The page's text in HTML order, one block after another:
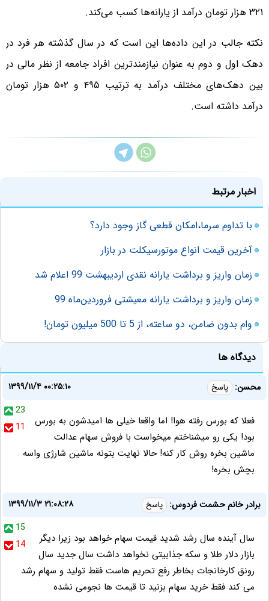
۳۲۱ هزار تومان درآمد از یارانه‌ها کسب می‌کند.
نکته جالب در این داده‌ها این است که در سال گذشته هر فرد در
دهک اول و دوم به عنوان نیازمندترین افراد جامعه از نظر مالی در
بین دهک‌های مختلف درآمد به ترتیب ۴۹۵ و ۵۰۲ هزار تومان
درآمد داشته است.
اخبار مرتبط
با تداوم سرما،امکان قطعی گاز وجود دارد؟
آخرین قیمت انواع موتورسیکلت در بازار
زمان واریز و برداشت یارانه نقدی اردیبهشت 99 اعلام شد
زمان واریز و برداشت یارانه معیشتی فروردین‌ماه 99
وام بدون ضامن، دو ساعته، از 5 تا 500 میلیون تومان!
دیدگاه ها
محسن: پاسخ
۱۳۹۹/۱۱/۴ ۰۰:۲۵:۱۰
23
11
فعلا که بورس رفته هوا! اما واقعا خیلی ها امیدشون به بورس
بود! یکی رو میشناختم میخواست با فروش سهام عدالت
ماشین بخره روش کار کنه! حالا نهایت بتونه ماشین شارژی واسه
بچش بخره!
برادر خانم حشمت فردوس: پاسخ
۱۳۹۹/۱۱/۳ ۲۱:۰۸:۲۸
15
14
سال آینده سال رشد شدید قیمت سهام خواهد بود زیرا دیگر
بازار دلار طلا و سکه جذابیتی نخواهد داشت سال جدید سال
رونق کارخانجات بخاطر رفع تحریم هاست فقط تولید و سهام رشد
می کند فقط خرید سهام بزنید تا قیمت ها نجومی نشده